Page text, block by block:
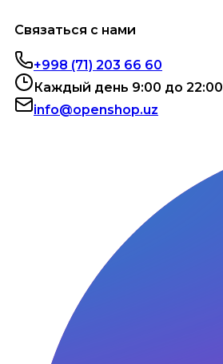
Связаться с нами
+998 (71) 203 66 60
Каждый день 9:00 до 22:00
info@openshop.uz